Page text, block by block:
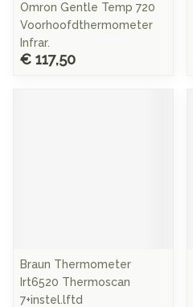
Omron Gentle Temp 720
Voorhoofdthermometer
Infrar.
€ 117,50
Braun Thermometer
Irt6520 Thermoscan
7+instel.lftd